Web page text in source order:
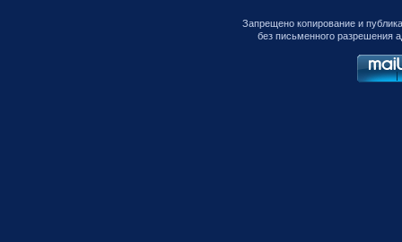
Запрещено копирование и
без письменного разрешения